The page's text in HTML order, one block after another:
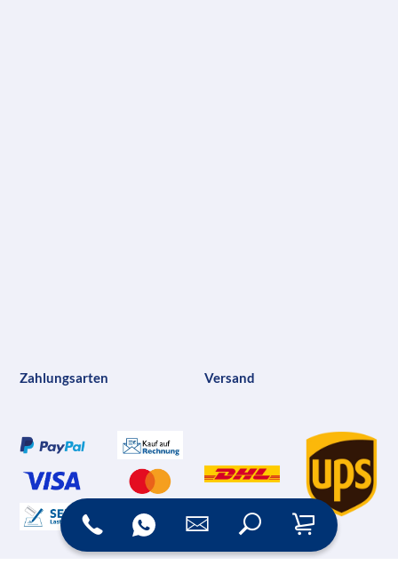
Zahlungsarten Versand